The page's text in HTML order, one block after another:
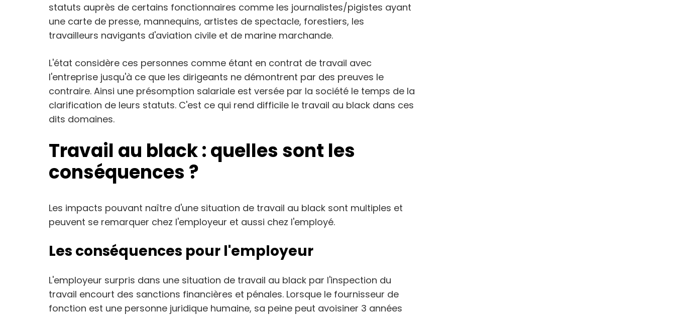
statuts auprès de certains fonctionnaires comme les journalistes/pigistes ayant
une carte de presse, mannequins, artistes de spectacle, forestiers, les
travailleurs navigants d'aviation civile et de marine marchande.
L'état considère ces personnes comme étant en contrat de travail avec
l'entreprise jusqu'à ce que les dirigeants ne démontrent par des preuves le
contraire. Ainsi une présomption salariale est versée par la société le temps de la
clarification de leurs statuts. C'est ce qui rend difficile le travail au black dans ces
dits domaines.
Travail au black : quelles sont les
conséquences ?
Les impacts pouvant naître d'une situation de travail au black sont multiples et
peuvent se remarquer chez l'employeur et aussi chez l'employé.
Les conséquences pour l'employeur
L'employeur surpris dans une situation de travail au black par l'inspection du
travail encourt des sanctions financières et pénales. Lorsque le fournisseur de
fonction est une personne juridique humaine, sa peine peut avoisiner 3 années